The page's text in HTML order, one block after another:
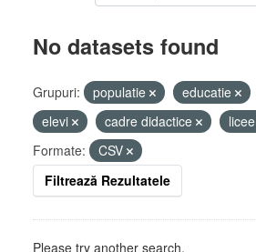
No datasets found
Grupuri: populatie educatie
elevi
cadre didactice licee
Formate:
CSV
Filtrează Rezultatele
Please try another search.